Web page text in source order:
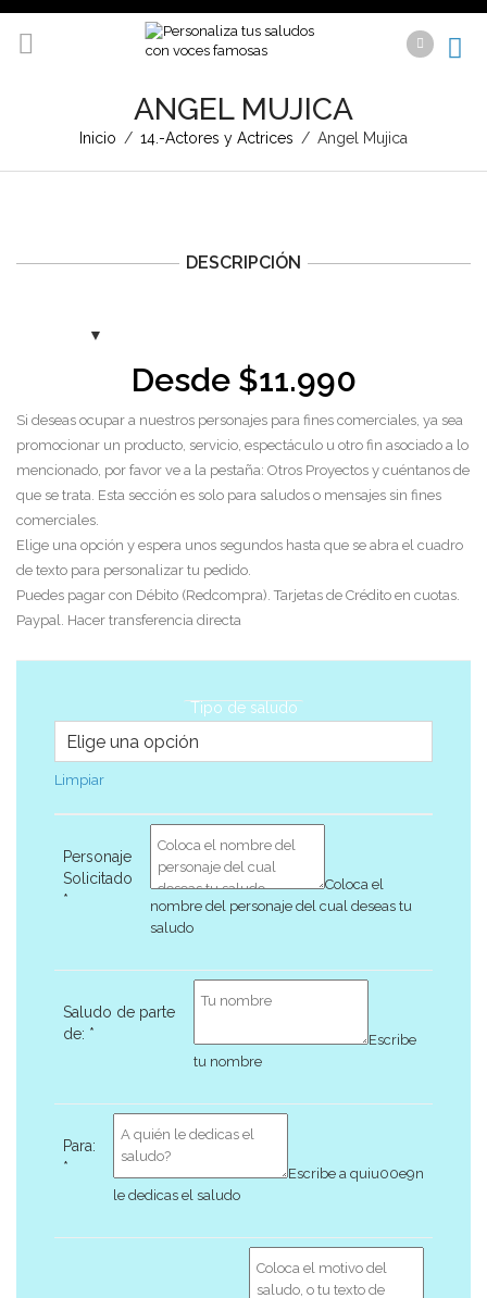
ANGEL MUJICA
Inicio / 14.-Actores y Actrices / Angel Mujica
DESCRIPCIÓN
Desde $11.990
Si deseas ocupar a nuestros personajes para fines comerciales, ya sea
promocionar un producto, servicio, espectáculo u otro fin asociado a lo
mencionado, por favor ve a la pestaña: Otros Proyectos y cuéntanos de
que se trata. Esta sección es solo para saludos o mensajes sin fines
comerciales.
Elige una opción y espera unos segundos hasta que se abra el cuadro
de texto para personalizar tu pedido.
Puedes pagar con Débito (Redcompra). Tarjetas de Crédito en cuotas.
Paypal. Hacer transferencia directa
Tipo de saludo
Limpiar
Personaje
Solicitado
*
Coloca el
nombre del personaje del cual deseas tu
saludo
Saludo de parte
de: *
Escribe
tu nombre
Para:
*
Escribe a quiu00e9n
le dedicas el saludo